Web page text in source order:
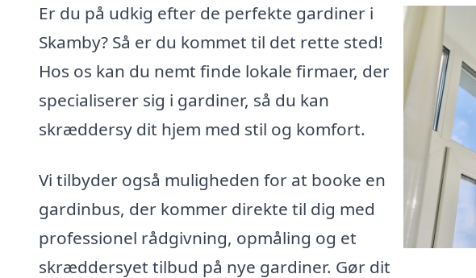
Er du på udkig efter de perfekte gardiner i
Skamby? Så er du kommet til det rette sted!
Hos os kan du nemt finde lokale firmaer, der
specialiserer sig i gardiner, så du kan
skræddersy dit hjem med stil og komfort.
Vi tilbyder også muligheden for at booke en
gardinbus, der kommer direkte til dig med
professionel rådgivning, opmåling og et
skræddersyet tilbud på nye gardiner. Gør dit